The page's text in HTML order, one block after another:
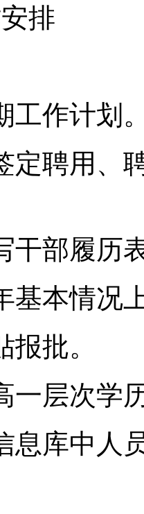
排
工作计划
定聘用、
干部履历
基本情况
批。
一层次学
息库中人